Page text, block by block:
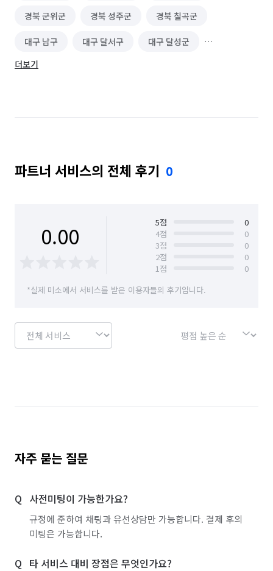
경북 군위군 경북 성주군 경북 칠곡군
대구 남구 대구 달서구 대구 달성군
대구 동구
더보기
파트너 서비스의 전체 후기 0
0.00 5점
0
4점
0
3점
0
2점
0
1점
0
*실제 미소에서 서비스를 받은 이용자들의 후기입니다.
자주 묻는 질문
사전미팅이 가능한가요?
규정에 준하여 채팅과 유선상담만 가능합니다. 결제 후의
미팅은 가능합니다.
타 서비스 대비 장점은 무엇인가요?